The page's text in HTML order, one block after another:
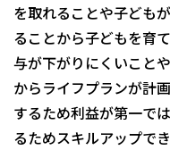
を取れることや子ども
ることから子どもを育
与が下がりにくいこと
からライフプランが計
するため利益が第一で
るためスキルアップで